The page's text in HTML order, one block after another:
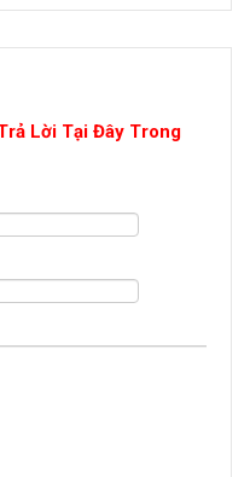
Lời Tại Đây Trong